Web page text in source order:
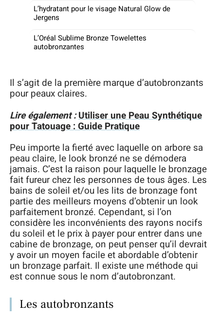
L’hydratant pour le visage Natural Glow de
Jergens
L’Oréal Sublime Bronze Towelettes
autobronzantes
Il s’agit de la première marque d’autobronzants
pour peaux claires.
Lire également : Utiliser une Peau Synthétique
pour Tatouage : Guide Pratique
Peu importe la fierté avec laquelle on arbore sa
peau claire, le look bronzé ne se démodera
jamais. C’est la raison pour laquelle le bronzage
fait fureur chez les personnes de tous âges. Les
bains de soleil et/ou les lits de bronzage font
partie des meilleurs moyens d’obtenir un look
parfaitement bronzé. Cependant, si l’on
considère les inconvénients des rayons nocifs
du soleil et le prix à payer pour entrer dans une
cabine de bronzage, on peut penser qu’il devrait
y avoir un moyen facile et abordable d’obtenir
un bronzage parfait. Il existe une méthode qui
est connue sous le nom d’autobronzant.
Les autobronzants